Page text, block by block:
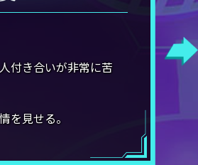
付き合いが非常に苦
を見せる。